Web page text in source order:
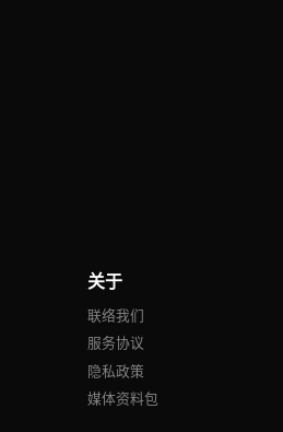
关于
联络我们
服务协议
隐私政策
媒体资料包